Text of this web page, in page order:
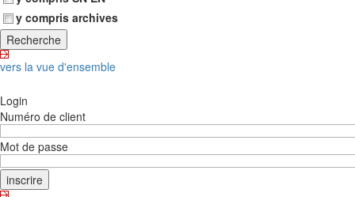
y compris archives
vers la vue d'ensemble
Login
Numéro de client
Mot de passe